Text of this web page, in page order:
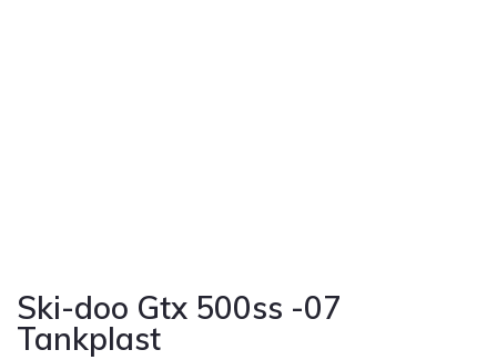
Ski-doo Gtx 500ss -07
Tankplast